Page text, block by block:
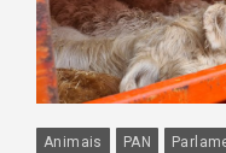
Animais PAN